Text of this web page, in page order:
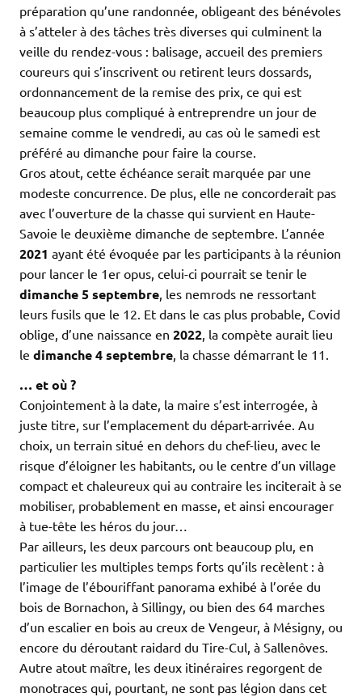
préparation qu’une randonnée, obligeant des bénévoles
à s’atteler à des tâches très diverses qui culminent la
veille du rendez-vous : balisage, accueil des premiers
coureurs qui s’inscrivent ou retirent leurs dossards,
ordonnancement de la remise des prix, ce qui est
beaucoup plus compliqué à entreprendre un jour de
semaine comme le vendredi, au cas où le samedi est
préféré au dimanche pour faire la course.
Gros atout, cette échéance serait marquée par une
modeste concurrence. De plus, elle ne concorderait pas
avec l’ouverture de la chasse qui survient en Haute-
Savoie le deuxième dimanche de septembre. L’année
2021 ayant été évoquée par les participants à la réunion
pour lancer le 1er opus, celui-ci pourrait se tenir le
dimanche 5 septembre, les nemrods ne ressortant
leurs fusils que le 12. Et dans le cas plus probable, Covid
oblige, d’une naissance en 2022, la compète aurait lieu
le dimanche 4 septembre, la chasse démarrant le 11.
… et où ?
Conjointement à la date, la maire s’est interrogée, à
juste titre, sur l’emplacement du départ-arrivée. Au
choix, un terrain situé en dehors du chef-lieu, avec le
risque d’éloigner les habitants, ou le centre d’un village
compact et chaleureux qui au contraire les inciterait à se
mobiliser, probablement en masse, et ainsi encourager
à tue-tête les héros du jour…
Par ailleurs, les deux parcours ont beaucoup plu, en
particulier les multiples temps forts qu’ils recèlent : à
l’image de l’ébouriffant panorama exhibé à l’orée du
bois de Bornachon, à Sillingy, ou bien des 64 marches
d’un escalier en bois au creux de Vengeur, à Mésigny, ou
encore du déroutant raidard du Tire-Cul, à Sallenôves.
Autre atout maître, les deux itinéraires regorgent de
monotraces qui, pourtant, ne sont pas légion dans cet